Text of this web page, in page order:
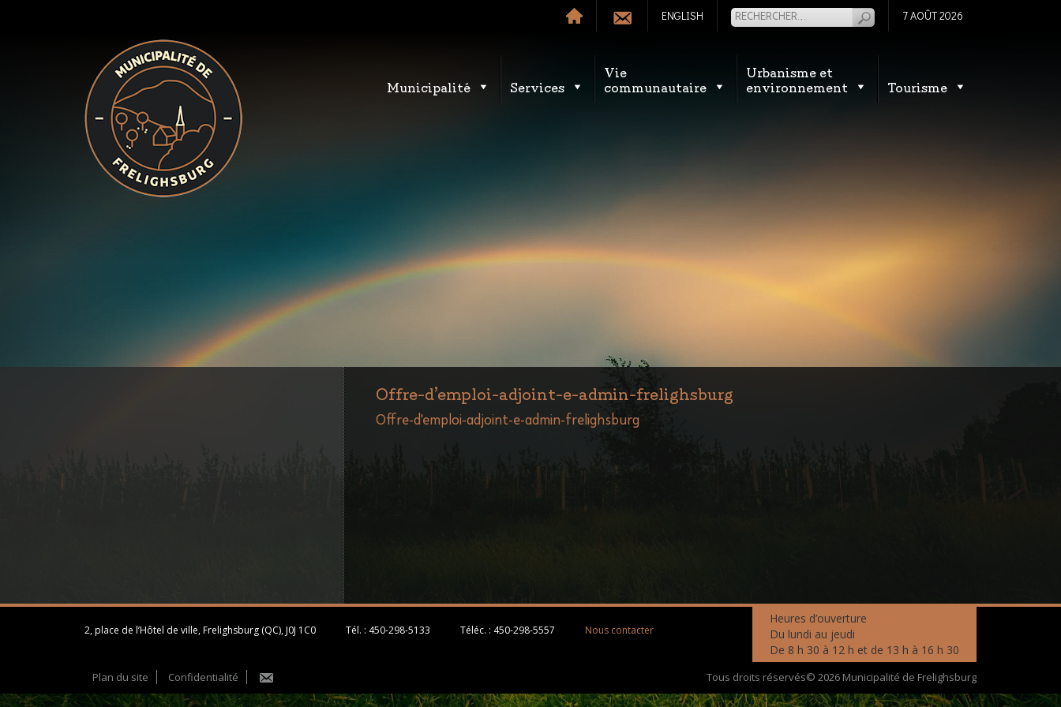
ENGLISH 7 AOÛT 2026
Municipalité Services
Vie
communautaire
Urbanisme et
environnement
Tourisme
Offre-d’emploi-adjoint-e-admin-frelighsburg
Offre-d'emploi-adjoint-e-admin-frelighsburg
2, place de l’Hôtel de ville, Frelighsburg (QC), J0J 1C0 Tél. : 450-298-5133 Téléc. : 450-298-5557 Nous contacter
Heures d’ouverture
Du lundi au jeudi
De 8 h 30 à 12 h et de 13 h à 16 h 30
Plan du site Confidentialité Tous droits réservés© 2026 Municipalité de Frelighsburg